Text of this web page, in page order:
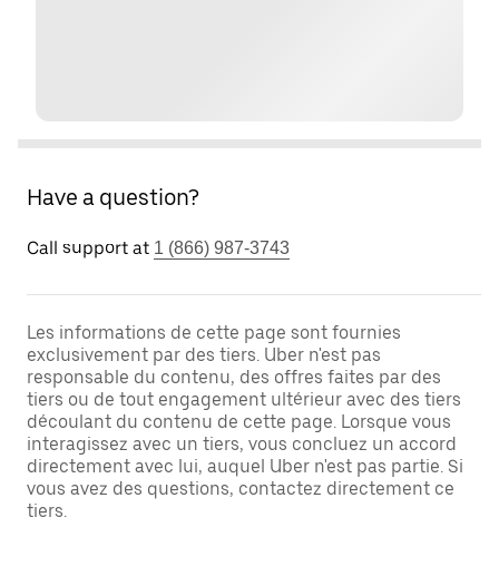
Have a question?
Call support at 1 (866) 987-3743
Les informations de cette page sont fournies
exclusivement par des tiers. Uber n'est pas
responsable du contenu, des offres faites par des
tiers ou de tout engagement ultérieur avec des tiers
découlant du contenu de cette page. Lorsque vous
interagissez avec un tiers, vous concluez un accord
directement avec lui, auquel Uber n'est pas partie. Si
vous avez des questions, contactez directement ce
tiers.